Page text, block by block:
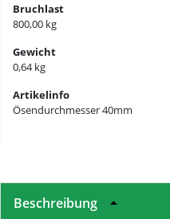
Bruchlast
800,00 kg
Gewicht
0,64 kg
Artikelinfo
Ösendurchmesser 40mm
Beschreibung